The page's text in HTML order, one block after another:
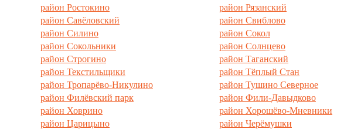
район Ростокино
район Рязанский
район Савёловский
район Свиблово
район Силино
район Сокол
район Сокольники
район Солнцево
район Строгино
район Таганский
район Текстильщики
район Тёплый Стан
район Тропарёво-Никулино
район Тушино Северное
район Филёвский парк
район Фили-Давыдково
район Ховрино
район Хорошёво-Мневники
район Царицыно
район Черёмушки